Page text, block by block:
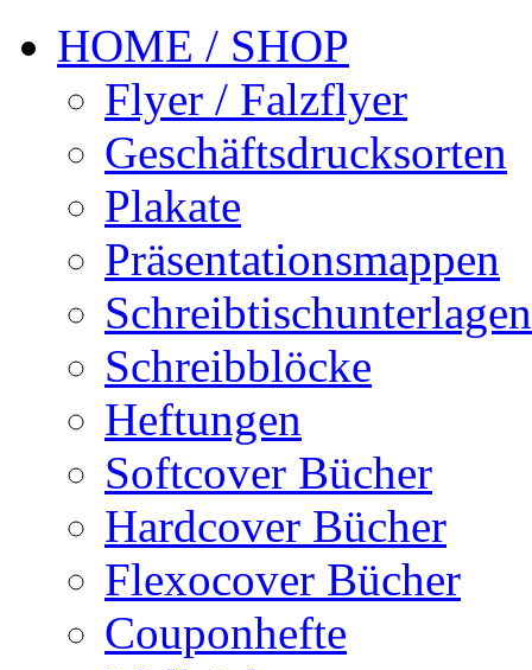
HOME / SHOP
Flyer / Falzflyer
Geschäftsdrucksorten
Plakate
Präsentationsmappen
Schreibtischunterlagen
Schreibblöcke
Heftungen
Softcover Bücher
Hardcover Bücher
Flexocover Bücher
Couponhefte